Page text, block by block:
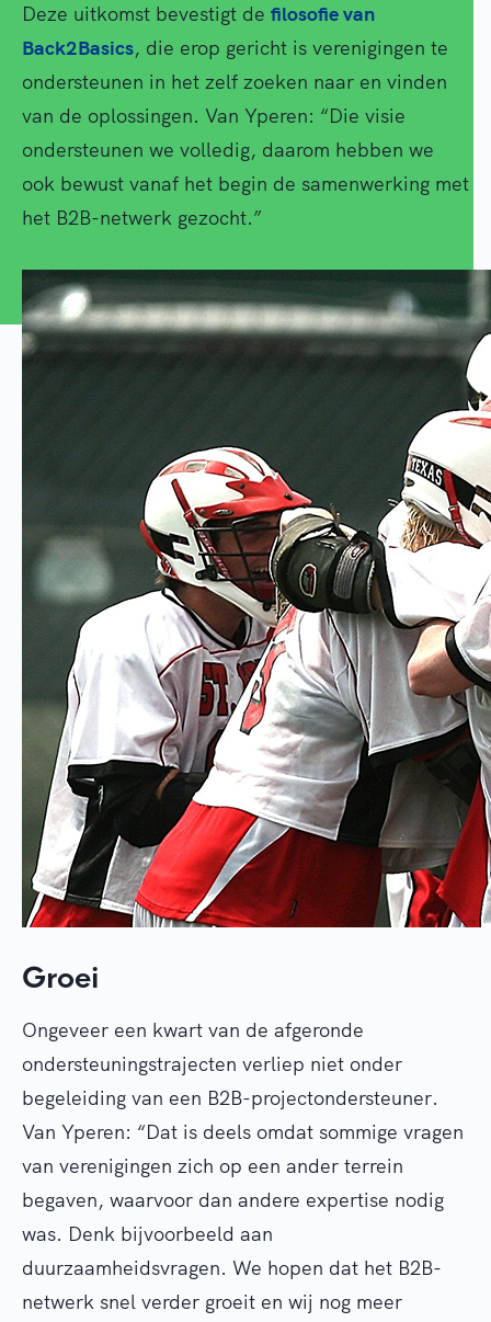
Deze uitkomst bevestigt de filosofie van
Back2Basics, die erop gericht is verenigingen te
ondersteunen in het zelf zoeken naar en vinden
van de oplossingen. Van Yperen: “Die visie
ondersteunen we volledig, daarom hebben we
ook bewust vanaf het begin de samenwerking met
het B2B-netwerk gezocht.”
Groei
Ongeveer een kwart van de afgeronde
ondersteuningstrajecten verliep niet onder
begeleiding van een B2B-projectondersteuner.
Van Yperen: “Dat is deels omdat sommige vragen
van verenigingen zich op een ander terrein
begaven, waarvoor dan andere expertise nodig
was. Denk bijvoorbeeld aan
duurzaamheidsvragen. We hopen dat het B2B-
netwerk snel verder groeit en wij nog meer